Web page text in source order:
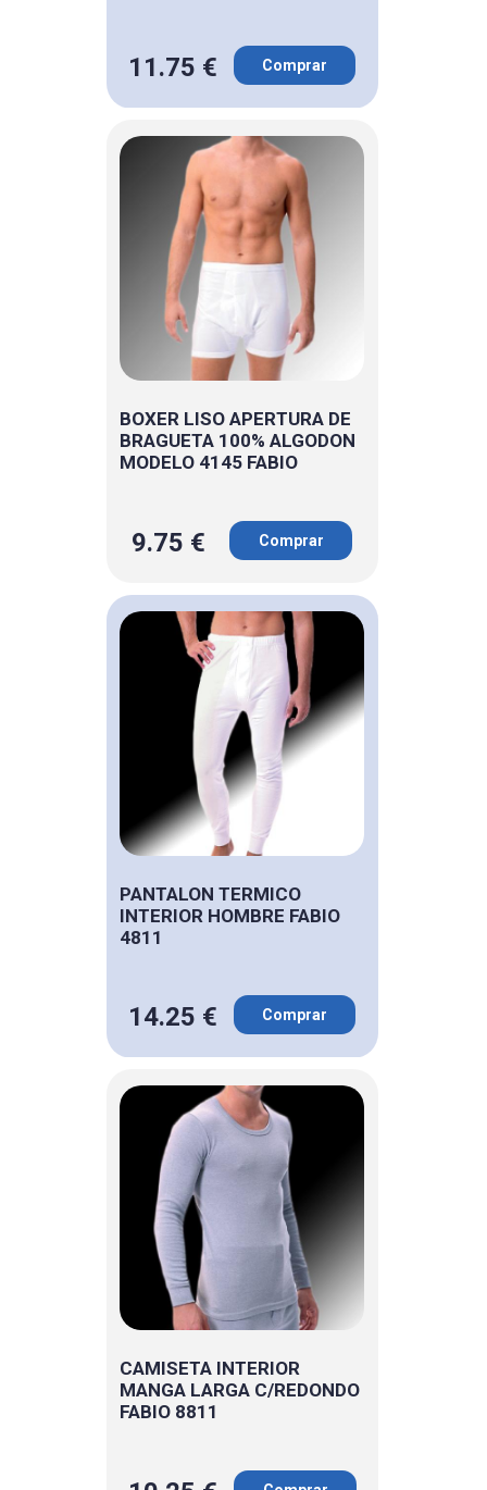
11.75 € Comprar
BOXER LISO APERTURA DE
BRAGUETA 100% ALGODON
MODELO 4145 FABIO
9.75 € Comprar
PANTALON TERMICO
INTERIOR HOMBRE FABIO
4811
14.25 € Comprar
CAMISETA INTERIOR
MANGA LARGA C/REDONDO
FABIO 8811